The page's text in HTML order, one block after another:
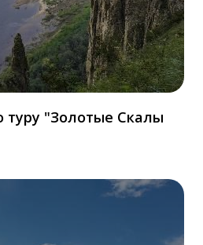
туру "Золотые Скалы